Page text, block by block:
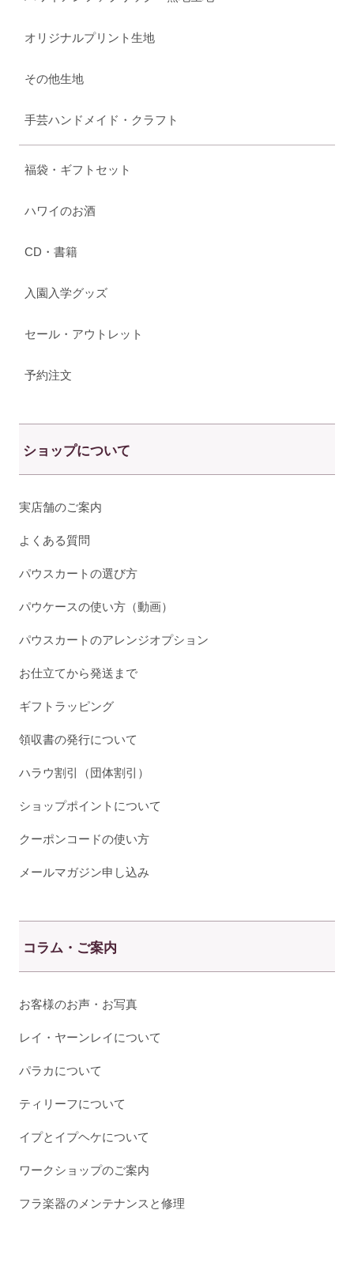
オリジナルプリント生地
その他生地
手芸ハンドメイド・クラフト
福袋・ギフトセット
ハワイのお酒
CD・書籍
入園入学グッズ
セール・アウトレット
予約注文
ショップについて
実店舗のご案内
よくある質問
パウスカートの選び方
パウケースの使い方（動画）
パウスカートのアレンジオプション
お仕立てから発送まで
ギフトラッピング
領収書の発行について
ハラウ割引（団体割引）
ショップポイントについて
クーポンコードの使い方
メールマガジン申し込み
コラム・ご案内
お客様のお声・お写真
レイ・ヤーンレイについて
パラカについて
ティリーフについて
イプとイプヘケについて
ワークショップのご案内
フラ楽器のメンテナンスと修理